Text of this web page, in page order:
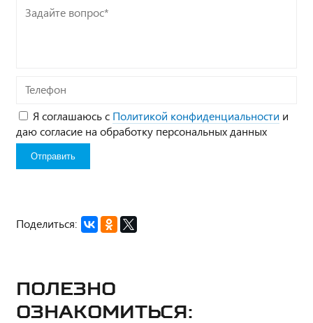
Задайте
вопрос*
Телефон
Я соглашаюсь с Политикой конфиденциальности и
даю согласие на обработку персональных данных
Поделиться:
Полезно
ознакомиться: